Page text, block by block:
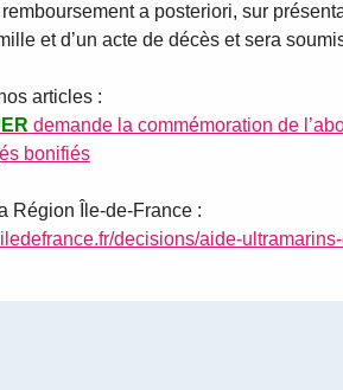
remboursement a posteriori, sur
et d’un acte de décès et sera
articles :
demande la commémoration de
bonifiés
Région Île-de-France :
decisions/aide-